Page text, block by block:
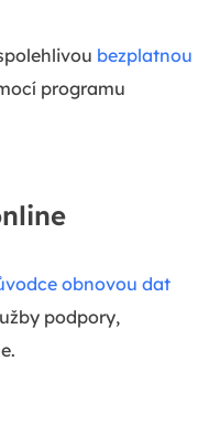
bezplatnou
programu
obnovou dat
podpory,